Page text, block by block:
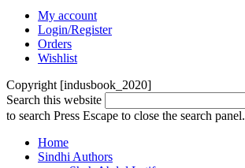
My account
Login/Register
Orders
Wishlist
Copyright [indusbook_2020]
Search this website
to search Press Escape to close the search panel.
Home
Sindhi Authors